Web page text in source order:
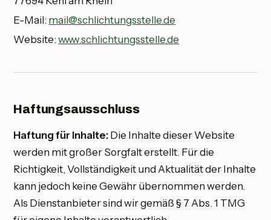
E-Mail: mail@schlichtungsstelle.de
Website:www.schlichtungsstelle.de
Haftungsausschluss
Haftung für Inhalte: Die Inhalte dieser Website
werden mit großer Sorgfalt erstellt. Für die
Richtigkeit, Vollständigkeit und Aktualität der Inhalte
kann jedoch keine Gewähr übernommen werden.
Als Dienstanbieter sind wir gemäß § 7 Abs. 1 TMG